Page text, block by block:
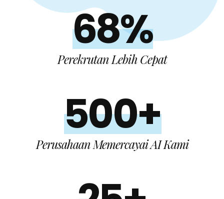
68%
Perekrutan Lebih Cepat
500+
Perusahaan Memercayai AI Kami